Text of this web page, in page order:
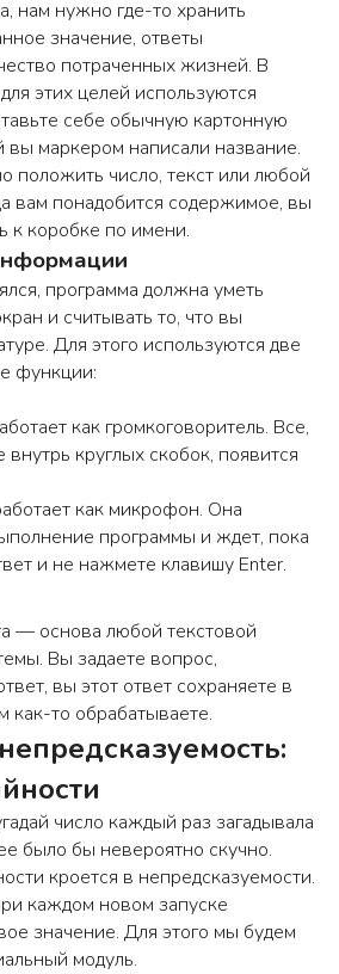
нам нужно где-то хранить
значение, ответы
потраченных жизней. В
этих целей используются
себе обычную картонную
вы маркером написали название.
положить число, текст или любой
вам понадобится содержимое, вы
к коробке по имени.
программа должна уметь
и считывать то, что вы
Для этого используются две
функции:
как громкоговоритель. Все,
круглых скобок, появится
как микрофон. Она
программы и ждет, пока
и не нажмете клавишу Enter.
— основа любой текстовой
Вы задаете вопрос,
вы этот ответ сохраняете в
как-то обрабатываете.
число каждый раз загадывала
было бы невероятно скучно.
кроется в непредсказуемости.
каждом новом запуске
значение. Для этого мы будем
модуль.